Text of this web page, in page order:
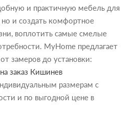
и практичную мебель для
и создать комфортное
воплотить самые смелые
MyHome предлагает
замеров до установки:
заказ Кишинев
размерам с
и по выгодной цене в